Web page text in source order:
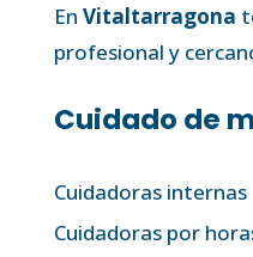
En Vitaltarragona
profesional y
Cuidado de
Cuidadoras internas
Cuidadoras por